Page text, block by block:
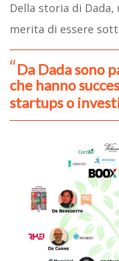
Della storia di
merita di essere
Da Dada sono
che hanno
startups o